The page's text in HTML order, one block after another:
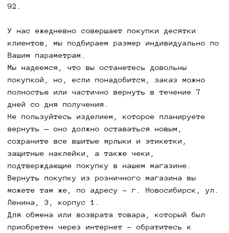
Бомбер Бордовый -
глубокий и элегантный
цвет на межсезонье
Бордовый бомбер - изысканный и благородный
выбор, который добавляет образу глубины и
женственности. Насыщенный винный оттенок
выглядит дорого и стильно, при этом остаётся
практичным в повседневной носке.
Лёгкая куртка отлично справляется с весенней и
осенней погодой. Водоотталкивающая ткань
защищает от ветра и лёгкого дождя,
ветрозащитный подклад сохраняет тепло, а
современный наполнитель обеспечивает комфорт
при температурах от -5 до +10 градусов.
92.
У нас ежедневно совершают покупки десятки
клиентов, мы подбираем размер индивидуально по
Вашим параметрам.
Мы надеемся, что вы останетесь довольны
покупкой, но, если понадобится, заказ можно
полностью или частично вернуть в течение 7
дней со дня получения.
Не пользуйтесь изделием, которое планируете
вернуть — оно должно оставаться новым,
сохраните все вшитые ярлыки и этикетки,
защитные наклейки, а также чеки,
подтверждающие покупку в нашем магазине.
Вернуть покупку из розничного магазина вы
можете там же, по адресу - г. Новосибирск, ул.
Ленина, 3, корпус 1.
Для обмена или возврата товара, который был
приобретен через интернет - обратитесь к